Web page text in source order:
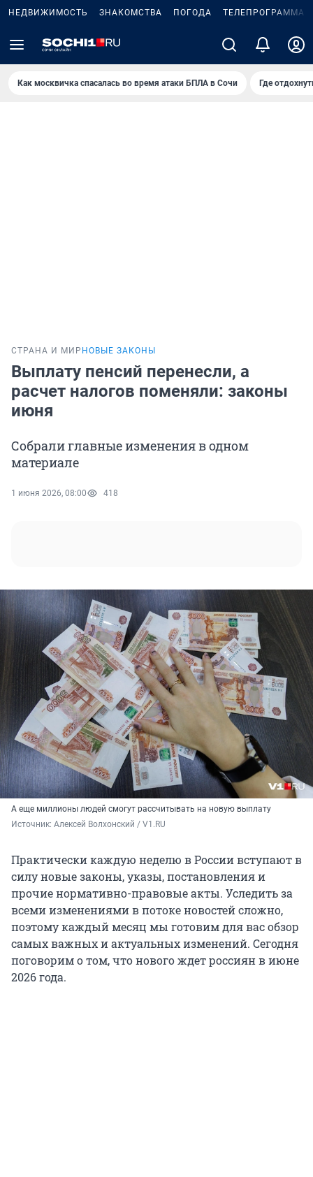
НЕДВИЖИМОСТЬ ЗНАКОМСТВА ПОГОДА ТЕЛЕПРОГРАММА
Как москвичка спасалась во время атаки БПЛА в Сочи Где
СТРАНА И МИР НОВЫЕ ЗАКОНЫ
Выплату пенсий перенесли, а
расчет налогов поменяли: законы
июня
Собрали главные изменения в одном
материале
1 июня 2026, 08:00 418
А еще миллионы людей смогут рассчитывать на новую выплату
Источник: Алексей Волхонский / V1.RU
Практически каждую неделю в России вступают в
силу новые законы, указы, постановления и
прочие нормативно-правовые акты. Уследить за
всеми изменениями в потоке новостей сложно,
поэтому каждый месяц мы готовим для вас обзор
самых важных и актуальных изменений. Сегодня
поговорим о том, что нового ждет россиян в июне
2026 года.